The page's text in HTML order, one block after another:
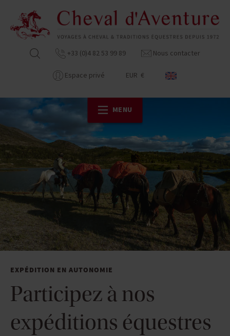
+33 (0)4 82 53 99 89 Nous contacter
Espace privé EUR €
MENU
EXPÉDITION EN AUTONOMIE
Participez à nos
expéditions équestres